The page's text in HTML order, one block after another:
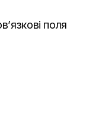
поля